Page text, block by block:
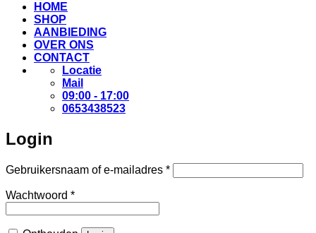
HOME
SHOP
AANBIEDING
OVER ONS
CONTACT
Locatie
Mail
09:00 - 17:00
0653438523
Login
Gebruikersnaam of e-mailadres *Vereist
Wachtwoord *Vereist